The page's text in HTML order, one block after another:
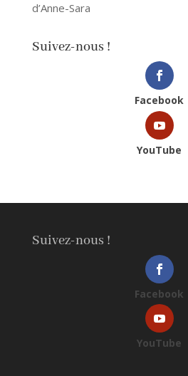
d’Anne-Sara
Suivez-nous !
Facebook
YouTube
Suivez-nous !
Facebook
YouTube